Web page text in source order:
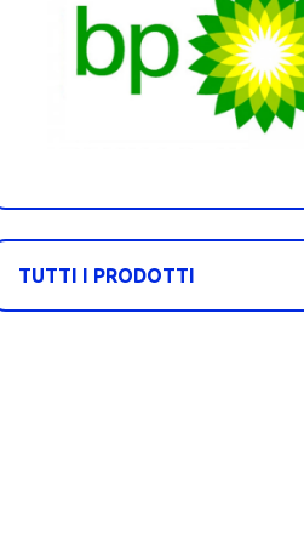
TUTTI I PRODOTTI